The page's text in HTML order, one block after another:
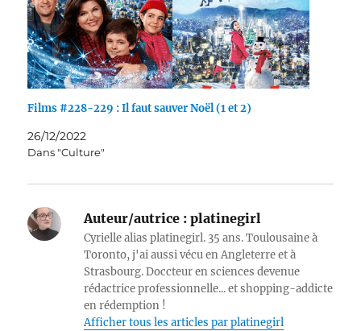
Films #228-229 : Il faut sauver Noël (1 et 2)
26/12/2022
Dans "Culture"
Auteur/autrice : platinegirl
Cyrielle alias platinegirl. 35 ans. Toulousaine à
Toronto, j'ai aussi vécu en Angleterre et à
Strasbourg. Doccteur en sciences devenue
rédactrice professionnelle... et shopping-addicte
en rédemption !
Afficher tous les articles par platinegirl